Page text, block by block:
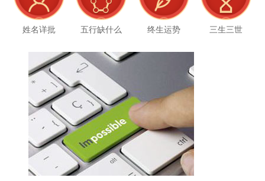
姓名详批 五行缺什么 终生运势 三生三世